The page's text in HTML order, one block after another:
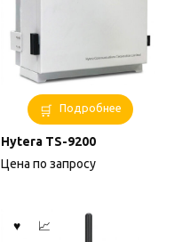
Подробнее
Hytera TS-9200
Цена по запросу